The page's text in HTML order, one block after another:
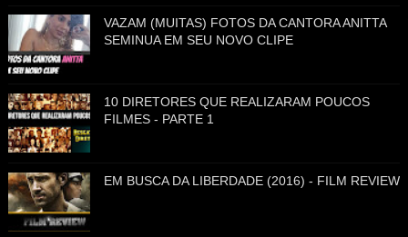
VAZAM (MUITAS) FOTOS DA CANTORA ANITTA
SEMINUA EM SEU NOVO CLIPE
10 DIRETORES QUE REALIZARAM POUCOS
FILMES - PARTE 1
EM BUSCA DA LIBERDADE (2016) - FILM REVIEW